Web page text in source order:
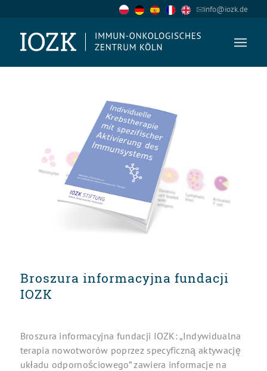
info@iozk.de
Broszura informacyjna fundacji
IOZK
Broszura informacyjna fundacji IOZK: „Indywidualna
terapia nowotworów poprzez specyficzną aktywację
układu odpornościowego” zawiera informacje na